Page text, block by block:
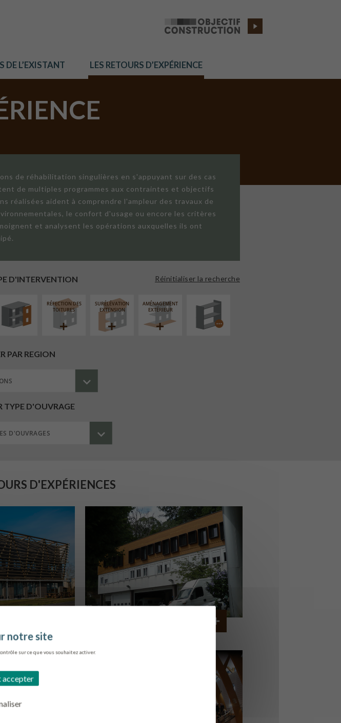
sur ce que vous souhaitez activer.
accepter
DE L’EXISTANT LES RETOURS D’EXPÉRIENCE
de réhabilitation singulières en s'appuyant sur des cas
de multiples programmes aux contraintes et objectifs
réalisées aident à comprendre l'ampleur des travaux de
le confort d'usage ou encore les critères
et analysent les opérations auxquelles ils ont
D'INTERVENTION Réinitialiser la recherche
RÉFECTION DES
TOITURES
SURÉLÉVATION
EXTENSION
AMÉNAGEMENT
EXTÉRIEUR
PAR REGION
TYPE D'OUVRAGE
D'EXPÉRIENCES